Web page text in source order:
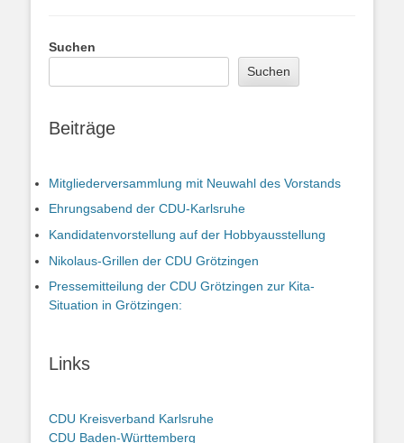
Suchen
Suchen
Beiträge
Mitgliederversammlung mit Neuwahl des Vorstands
Ehrungsabend der CDU-Karlsruhe
Kandidatenvorstellung auf der Hobbyausstellung
Nikolaus-Grillen der CDU Grötzingen
Pressemitteilung der CDU Grötzingen zur Kita-
Situation in Grötzingen:
Links
CDU Kreisverband Karlsruhe
CDU Baden-Württemberg